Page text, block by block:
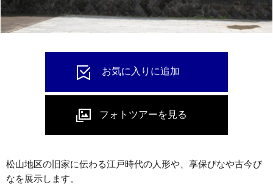
松山地区の旧家に伝わる江戸時代の人形や、享保びなや古今び
なを展示します。